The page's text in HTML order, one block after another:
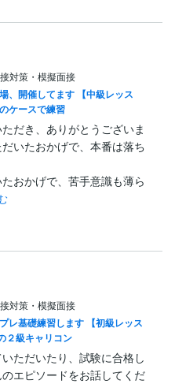
対策・模擬面接
、開催してます 【中級レッス
ケースで練習
だき、ありがとうございま
いたおかげで、本番は落ち
おかげで、苦手意識も薄ら
対策・模擬面接
レ基礎練習します 【初級レッス
２級キャリコン
ただいたり、試験に合格し
エピソードをお話してくだ